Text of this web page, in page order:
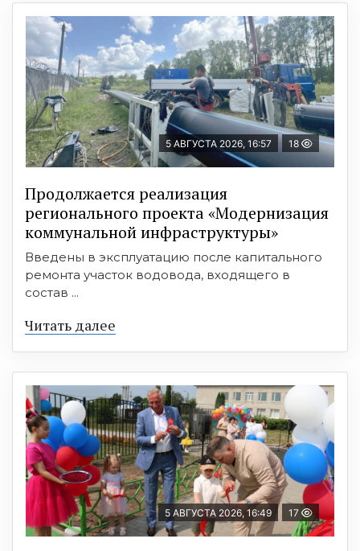
5 АВГУСТА 2026, 16:57 18
Продолжается реализация
регионального проекта «Модернизация
коммунальной инфраструктуры»
Введены в эксплуатацию после капитального
ремонта участок водовода, входящего в
состав ...
Читать далее
5 АВГУСТА 2026, 16:49 17